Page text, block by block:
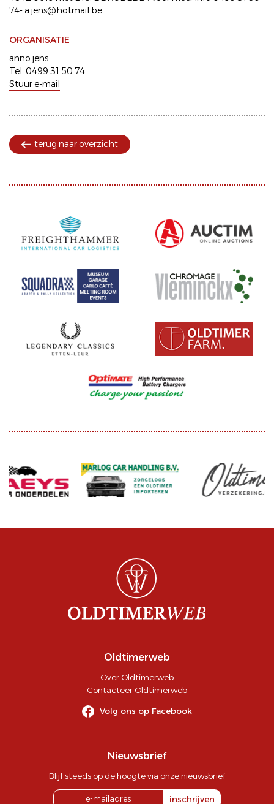
74- a.jens@hotmail.be .
ORGANISATIE
anno jens
Tel. 0499 31 50 74
Stuur e-mail
terug naar overzicht
Oldtimerweb
Over Oldtimerweb
Contacteer Oldtimerweb
Volg ons op Facebook
Nieuwsbrief
Blijf steeds op de hoogte via onze nieuwsbrief
inschrijven